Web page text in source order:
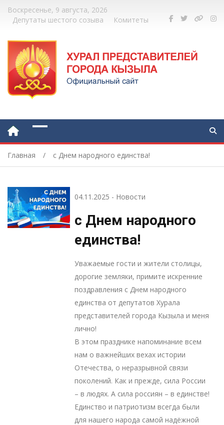
Воскресенье, 9 августа, 2026
Депутаты шестого созыва
Комитеты
Главная с Днем народного единства!
04.11.2025 - Новости
с Днем народного
единства!
Уважаемые гости и жители столицы,
дорогие земляки, примите искренние
поздравления с Днем народного
единства от депутатов Хурала
представителей города Кызыла и меня
лично!
В этом празднике напоминание всем
нам о важнейших вехах истории
Отечества, о неразрывной связи
поколений. Как и прежде, сила России
– в людях. А сила россиян – в единстве!
Единство и патриотизм всегда были
для нашего народа самой надёжной